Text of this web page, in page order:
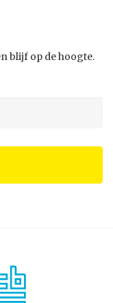
blijf op de hoogte.